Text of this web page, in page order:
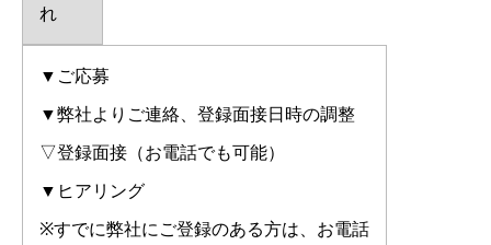
れ
▼ご応募
▼弊社よりご連絡、登録面接日時の調整
▽登録面接（お電話でも可能）
▼ヒアリング
※すでに弊社にご登録のある方は、お電話